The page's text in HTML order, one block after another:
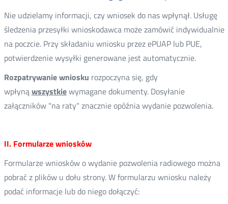
Nie udzielamy informacji, czy wniosek do nas wpłynął. Usługę
śledzenia przesyłki wnioskodawca może zamówić indywidualnie
na poczcie. Przy składaniu wniosku przez ePUAP lub PUE,
potwierdzenie wysyłki generowane jest automatycznie.
Rozpatrywanie wniosku rozpoczyna się, gdy
wpłynąwszystkiewymagane dokumenty. Dosyłanie
załączników "na raty" znacznie opóźnia wydanie pozwolenia.
II. Formularze wniosków
Formularze wniosków o wydanie pozwolenia radiowego można
pobrać z plików u dołu strony. W formularzu wniosku należy
podać informacje lub do niego dołączyć: